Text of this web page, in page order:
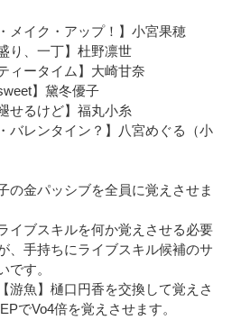
メイク・アップ！】小宮果穂
り、一丁】杜野凛世
ィータイム】大崎甘奈
】黛冬優子
せるけど】福丸小糸
バレンタイン？】八宮めぐる（小
の金パッシブを全員に覚えさせま
イブスキルを何か覚えさせる必要
、手持ちにライブスキル候補のサ
です。
游魚】樋口円香を交換して覚えさ
でVo4倍を覚えさせます。